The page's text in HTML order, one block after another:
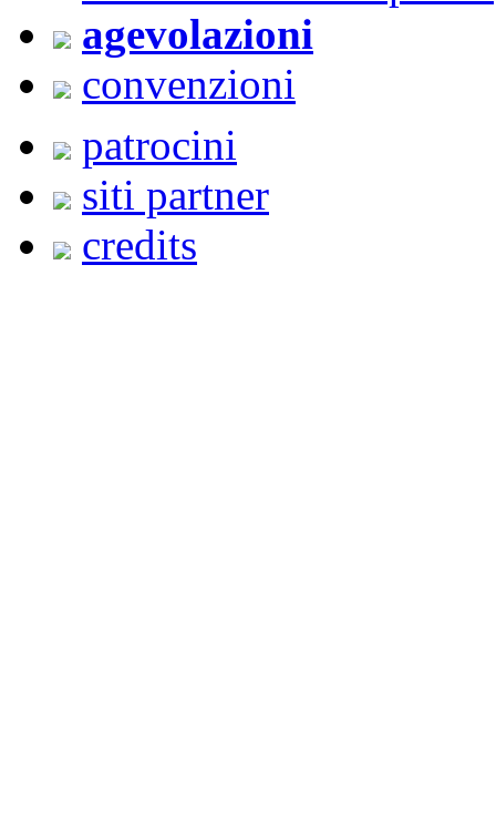
agevolazioni
convenzioni
patrocini
siti partner
credits